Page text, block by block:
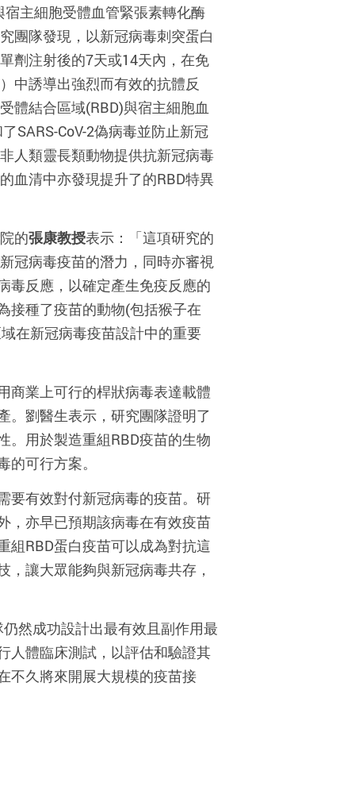
宿主細胞受體血管緊張素轉化酶
團隊發現，以新冠病毒刺突蛋白
劑注射後的7天或14天內，在免
中誘導出強烈而有效的抗體反
體結合區域(RBD)與宿主細胞血
SARS-CoV-2偽病毒並防止新冠
人類靈長類動物提供抗新冠病毒
血清中亦發現提升了的RBD特異
的張康教授表示：「這項研究的
冠病毒疫苗的潛力，同時亦審視
毒反應，以確定產生免疫反應的
接種了疫苗的動物(包括猴子在
在新冠病毒疫苗設計中的重要
商業上可行的桿狀病毒表達載體
。劉醫生表示，研究團隊證明了
。用於製造重組RBD疫苗的生物
可行方案。
要有效對付新冠病毒的疫苗。研
，亦早已預期該病毒在有效疫苗
組RBD蛋白疫苗可以成為對抗這
讓大眾能夠與新冠病毒共存，
然成功設計出最有效且副作用最
人體臨床測試，以評估和驗證其
不久將來開展大規模的疫苗接